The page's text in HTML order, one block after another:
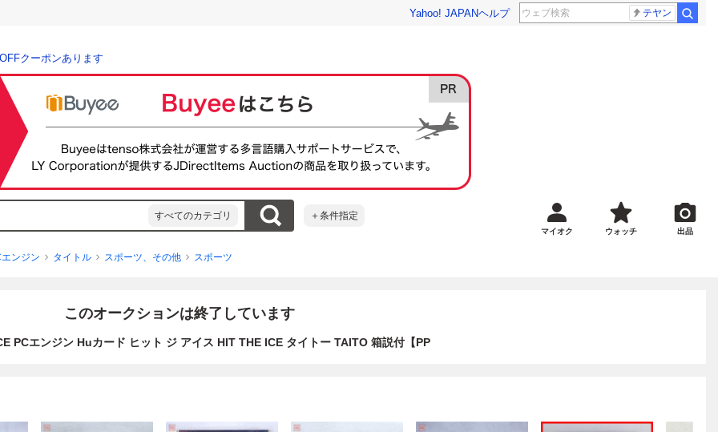
Yahoo! JAPANヘルプ テヤン
クーポンあります
すべてのカテゴリ ＋条件指定
マイオク ウォッチ 出品
ンジン タイトル スポーツ、その他 スポーツ
このオークションは終了しています
PCエンジン Huカード ヒット ジ アイス HIT THE ICE タイトー TAITO 箱説付【PP